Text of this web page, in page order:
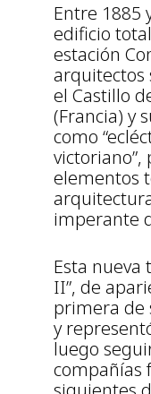
Entre 1885
edificio
estación
arquitectos
el Castillo
(Francia) y
como
elementos
imperante
Esta nueva
II”, de
primera de
y
luego
compañías